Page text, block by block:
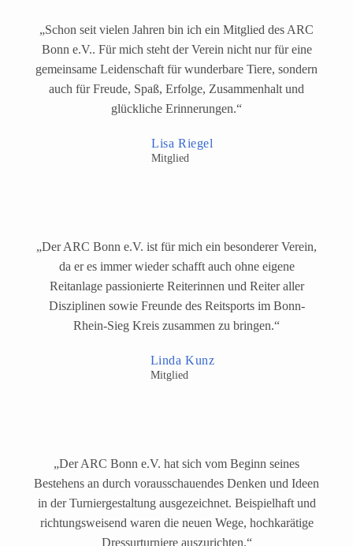
„Schon seit vie­len Jahren bin ich ein Mitglied des ARC
Bonn e.V.. Für mich steht der Verein nicht nur für eine
gemein­sa­me Leidenschaft für wun­der­ba­re Tiere, son­dern
auch für Freude, Spaß, Erfolge, Zusammenhalt und
glück­li­che Erinnerungen.“
Lisa Riegel
Mitglied
„Der ARC Bonn e.V. ist für mich ein beson­de­rer Verein,
da er es immer wie­der schafft auch ohne eige­ne
Reitanlage pas­sio­nier­te Reiterinnen und Reiter aller
Disziplinen sowie Freunde des Reitsports im Bonn-
Rhein-Sieg Kreis zusam­men zu bringen.“
Linda Kunz
Mitglied
„Der ARC Bonn e.V. hat sich vom Beginn sei­nes
Bestehens an durch vor­aus­schau­en­des Denken und Ideen
in der Turniergestaltung aus­ge­zeich­net. Beispielhaft und
rich­tungs­wei­send waren die neu­en Wege, hoch­ka­rä­ti­ge
Dressurturniere auszurichten.“